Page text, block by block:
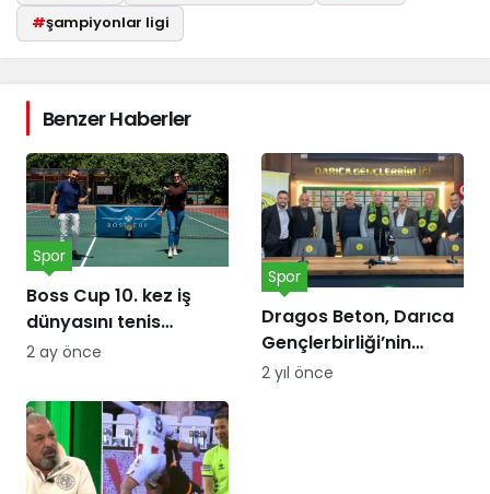
#şampiyonlar ligi
Benzer Haberler
Boss Cup 10. kez iş
dünyasını tenis
kortunda
Spor
2 ay önce
Dragos Beton, Darıca
Gençlerbirliği’nin
forma göğüs
Spor
2 yıl önce